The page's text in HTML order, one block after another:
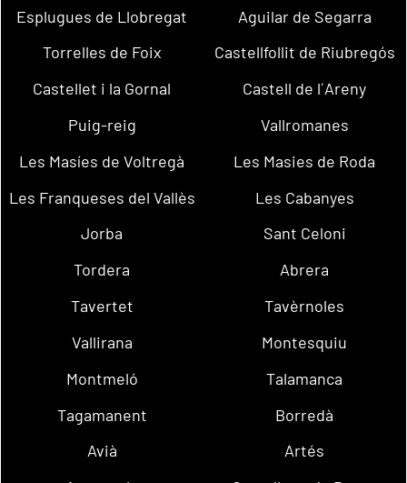
Esplugues de Llobregat
Aguilar de Segarra
Torrelles de Foix
Castellfollit de Riubregós
Castellet i la Gornal
Castell de l´Areny
Puig-reig
Vallromanes
Les Masíes de Voltregà
Les Masies de Roda
Les Franqueses del Vallès
Les Cabanyes
Jorba
Sant Celoni
Tordera
Abrera
Tavertet
Tavèrnoles
Vallirana
Montesquiu
Montmeló
Talamanca
Tagamanent
Borredà
Avià
Artés